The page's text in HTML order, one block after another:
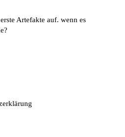
Artefakte auf. wenn es